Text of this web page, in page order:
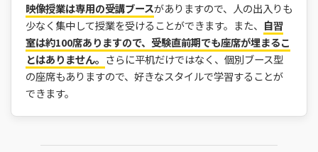
映像授業は専用の受講ブースがありますので、人の出入りも
少なく集中して授業を受けることができます。また、 自習
室は約100席ありますので、受験直前期でも座席が埋まるこ
とはありません。 さらに平机だけではなく、個別ブース型
の座席もありますので、好きなスタイルで学習することが
できます。